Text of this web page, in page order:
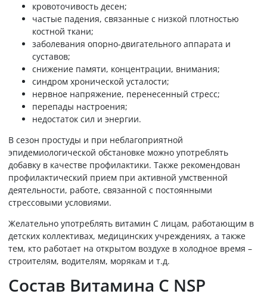
кровоточивость десен;
частые падения, связанные с низкой плотностью
костной ткани;
заболевания опорно-двигательного аппарата и
суставов;
снижение памяти, концентрации, внимания;
синдром хронической усталости;
нервное напряжение, перенесенный стресс;
перепады настроения;
недостаток сил и энергии.
В сезон простуды и при неблагоприятной
эпидемиологической обстановке можно употреблять
добавку в качестве профилактики. Также рекомендован
профилактический прием при активной умственной
деятельности, работе, связанной с постоянными
стрессовыми условиями.
Желательно употреблять витамин С лицам, работающим в
детских коллективах, медицинских учреждениях, а также
тем, кто работает на открытом воздухе в холодное время –
строителям, водителям, морякам и т.д.
Состав Витамина С NSP